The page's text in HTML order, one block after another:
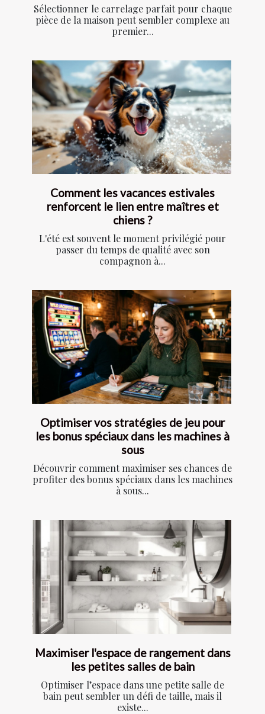
Sélectionner le carrelage parfait pour chaque
pièce de la maison peut sembler complexe au
premier...
Comment les vacances estivales
renforcent le lien entre maîtres et
chiens ?
L'été est souvent le moment privilégié pour
passer du temps de qualité avec son
compagnon à...
Optimiser vos stratégies de jeu pour
les bonus spéciaux dans les machines à
sous
Découvrir comment maximiser ses chances de
profiter des bonus spéciaux dans les machines
à sous...
Maximiser l'espace de rangement dans
les petites salles de bain
Optimiser l’espace dans une petite salle de
bain peut sembler un défi de taille, mais il
existe...